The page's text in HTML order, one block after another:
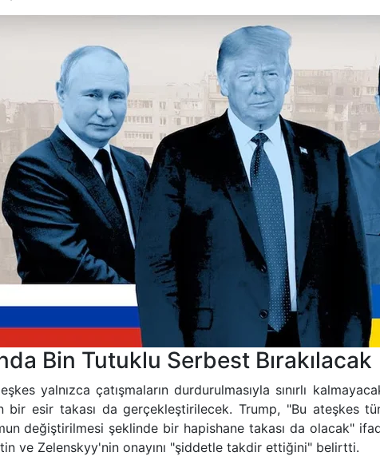
Bin Tutuklu Serbest Bırakılacak
yalnızca çatışmaların durdurulmasıyla sınırlı
bir esir takası da gerçekleştirilecek. Trump, "Bu ateşkes
değiştirilmesi şeklinde bir hapishane takası da olacak"
ve Zelenskyy'nin onayını "şiddetle takdir ettiğini" belirtti.